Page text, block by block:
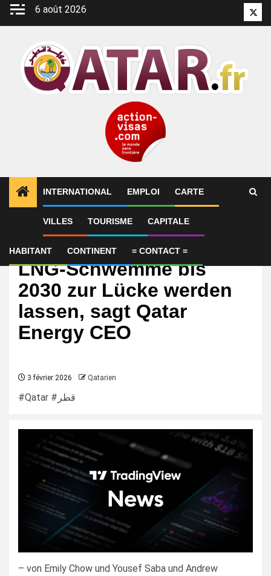
Aller
6 août 2026
INTERNATIONAL EMPLOI CARTE
VILLES TOURISME CAPITALE
HABITANT CONTINENT = CONTACT =
International
KI-Strombedarf könnte
LNG-Schwemme bis
2030 zur Lücke werden
lassen, sagt Qatar
Energy CEO
3 février 2026 Qatarien
#Qatar #قطر
– von Emily Chow und Yousef Saba und Andrew